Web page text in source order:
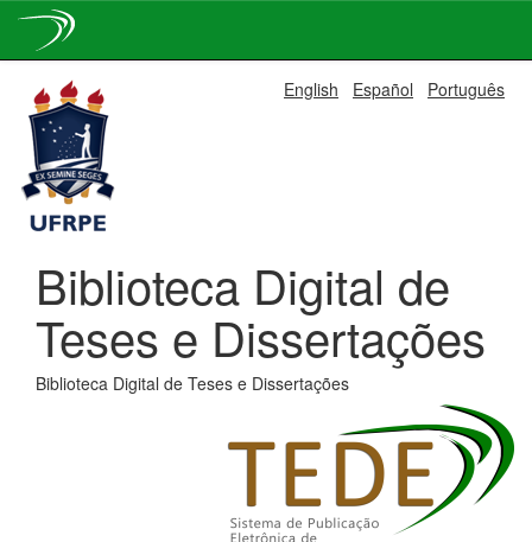
navigation
English Español Português
Biblioteca Digital de
Teses e Dissertações
Biblioteca Digital de Teses e Dissertações